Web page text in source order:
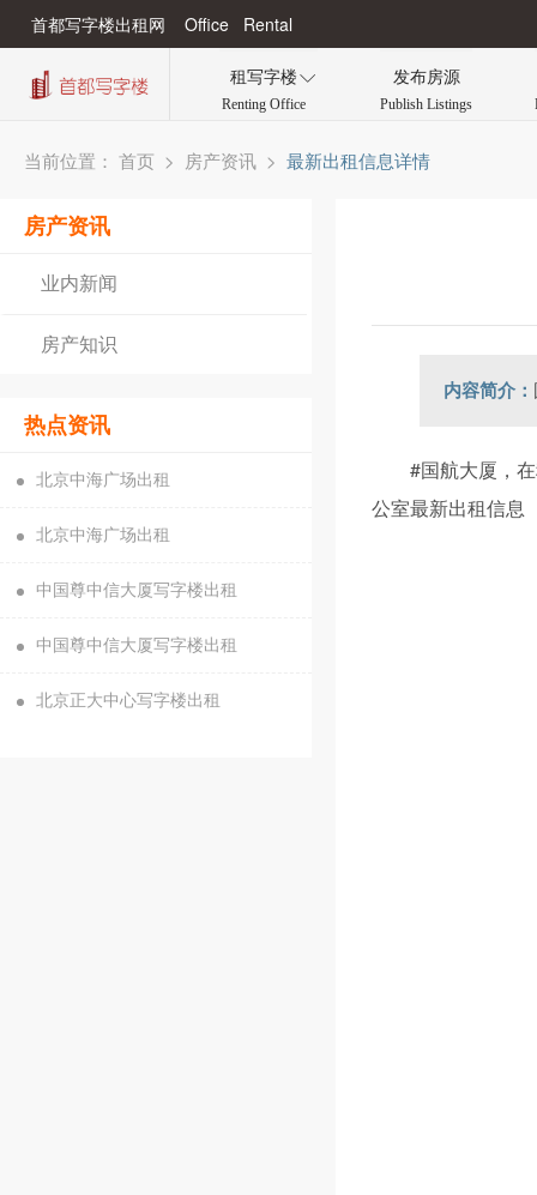
首都写字楼出租网 Office Rental
租写字楼
Renting Office
 发布房源
Publish Listings
当前位置： 首页 > 房产资讯 > 最新出租信息详情
房产资讯
业内新闻
房产知识
热点资讯
北京中海广场出租
北京中海广场出租
中国尊中信大厦写字楼出租
中国尊中信大厦写字楼出租
北京正大中心写字楼出租
内容简介：
#国航大厦，
公室最新出租信息